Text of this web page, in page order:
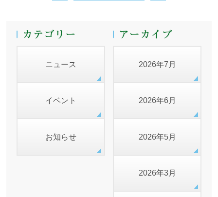
ニュース
イベント
お知らせ
2026年7月
2026年6月
2026年5月
2026年3月